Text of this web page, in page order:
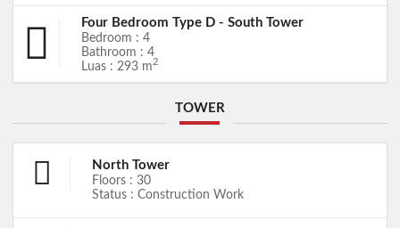
Four Bedroom Type D - South Tower
Bedroom : 4
Bathroom : 4
Luas : 293 m2
TOWER
North Tower
Floors : 30
Status : Construction Work